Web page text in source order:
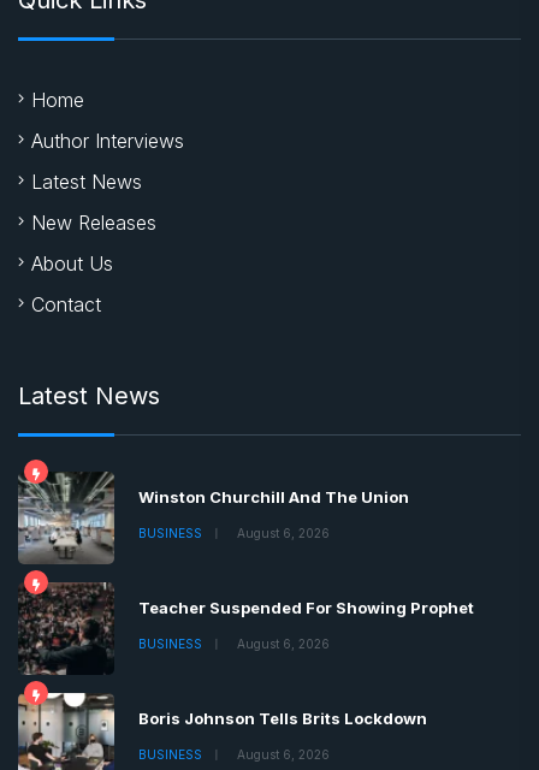
Home
Author Interviews
Latest News
New Releases
About Us
Contact
Latest News
Winston Churchill And The Union
BUSINESS August 6, 2026
Teacher Suspended For Showing Prophet
BUSINESS August 6, 2026
Boris Johnson Tells Brits Lockdown
BUSINESS August 6, 2026